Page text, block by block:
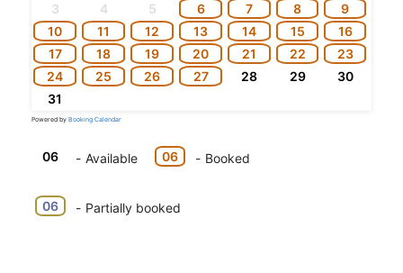
3
4 5 6 7 8
9
10
11 12 13 14 15
16
17
18 19 20 21 22
23
24
25 26 27 28 29
30
31
Powered by Booking Calendar
06 - Available 06 - Booked
·
06 - Partially booked